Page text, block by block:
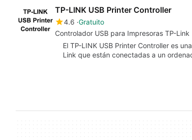
TP-LINK USB Printer Controller
4.6 Gratuito
Controlador USB para Impresoras TP-Link
El TP-LINK USB Printer Controller es
Link que están conectadas a un